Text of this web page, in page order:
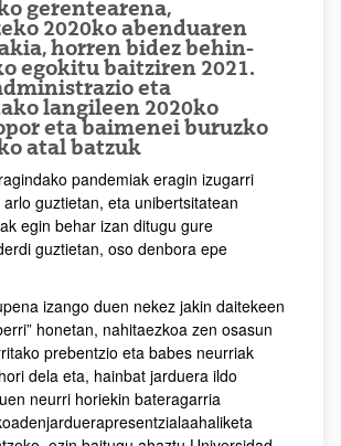
gerentearena,
2020ko abenduaren
horren bidez behin-
egokitu baitziren 2021.
eta
langileen 2020ko
eta baimenei buruzko
atal batzuk
pandemiak eragin izugarri
guztietan, eta unibertsitatean
egin behar izan ditugu gure
guztietan, oso denbora epe
izango duen nekez jakin daitekeen
honetan, nahitaezkoa zen osasun
prebentzio eta babes neurriak
dela eta, hainbat jarduera ildo
neurri horiekin bateragarria